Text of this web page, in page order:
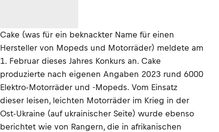
Cake (was für ein beknackter Name für einen
Hersteller von Mopeds und Motorräder) meldete am
1. Februar dieses Jahres Konkurs an. Cake
produzierte nach eigenen Angaben 2023 rund 6000
Elektro-Motorräder und -Mopeds. Vom Einsatz
dieser leisen, leichten Motorräder im Krieg in der
Ost-Ukraine (auf ukrainischer Seite) wurde ebenso
berichtet wie von Rangern, die in afrikanischen